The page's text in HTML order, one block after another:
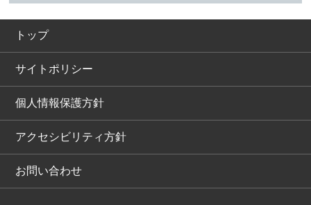
トップ
サイトポリシー
個人情報保護方針
アクセシビリティ方針
お問い合わせ